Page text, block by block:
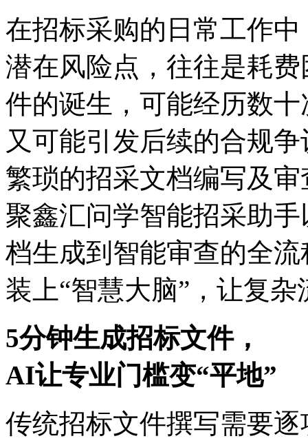
在招标采购的日常工作中
潜在风险点，往往是
件的诞生，可能经历数十
又可能引发后续的合规争
繁琐的招采文档编写及审
聚鑫汇问学智能招采助手
档生成到智能审查的全流
装上“智慧大脑”，让复
5分钟生成招标文件，
AI让专业门槛变“平地”
传统招标文件撰写需要逐项